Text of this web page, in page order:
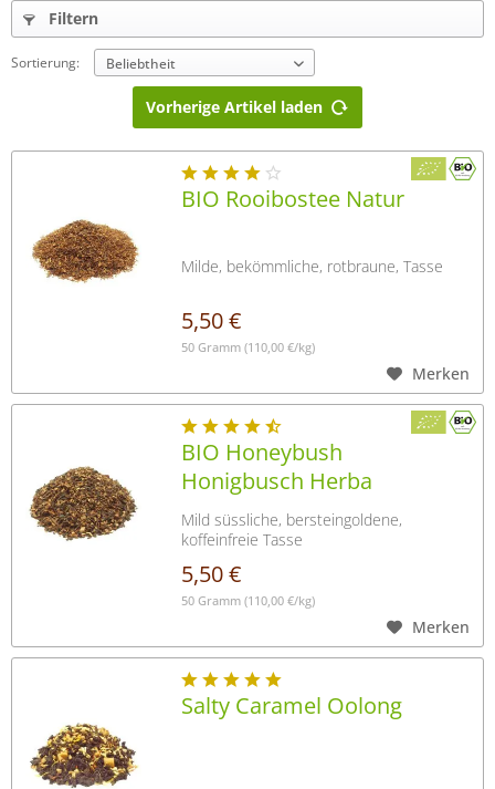
Filtern
Sortierung:
Vorherige Artikel laden
BIO Rooibostee Natur
Milde, bekömmliche, rotbraune, Tasse
5,50 €
50 Gramm (110,00 €/kg)
Merken
BIO Honeybush
Honigbusch Herba
Cyclopiae
Mild süssliche, bersteingoldene,
koffeinfreie Tasse
5,50 €
50 Gramm (110,00 €/kg)
Merken
Salty Caramel Oolong